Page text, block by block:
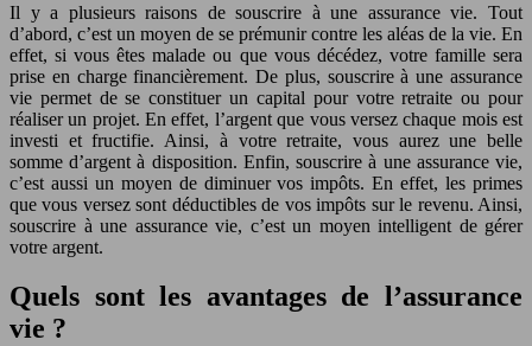
Il y a plusieurs raisons de souscrire à une assurance vie. Tout
d’abord, c’est un moyen de se prémunir contre les aléas de la vie. En
effet, si vous êtes malade ou que vous décédez, votre famille sera
prise en charge financièrement. De plus, souscrire à une assurance
vie permet de se constituer un capital pour votre retraite ou pour
réaliser un projet. En effet, l’argent que vous versez chaque mois est
investi et fructifie. Ainsi, à votre retraite, vous aurez une belle
somme d’argent à disposition. Enfin, souscrire à une assurance vie,
c’est aussi un moyen de diminuer vos impôts. En effet, les primes
que vous versez sont déductibles de vos impôts sur le revenu. Ainsi,
souscrire à une assurance vie, c’est un moyen intelligent de gérer
votre argent.
Quels sont les avantages de l’assurance
vie ?